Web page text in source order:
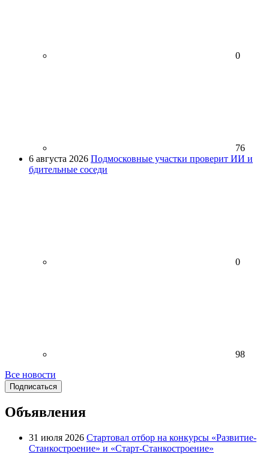
0
76
6 августа 2026 Подмосковные участки проверит ИИ и
бдительные соседи
0
98
Все новости
Подписаться
Объявления
31 июля 2026 Стартовал отбор на конкурсы «Развитие-
Станкостроение» и «Старт-Станкостроение»